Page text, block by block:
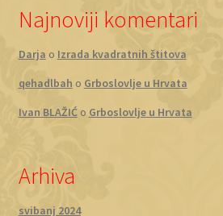
Najnoviji komentari
Darja o Izrada kvadratnih štitova
qehadlbah o Grboslovlje u Hrvata
Ivan BLAŽIĆo Grboslovlje u Hrvata
Arhiva
svibanj 2024